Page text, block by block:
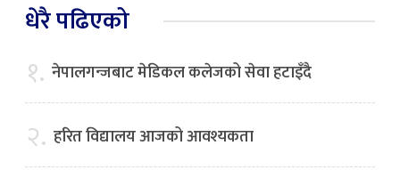
धेरै पढिएको
१. नेपालगन्जबाट मेडिकल कलेजको सेवा हटाइँदै
२. हरित विद्यालय आजको आवश्यकता